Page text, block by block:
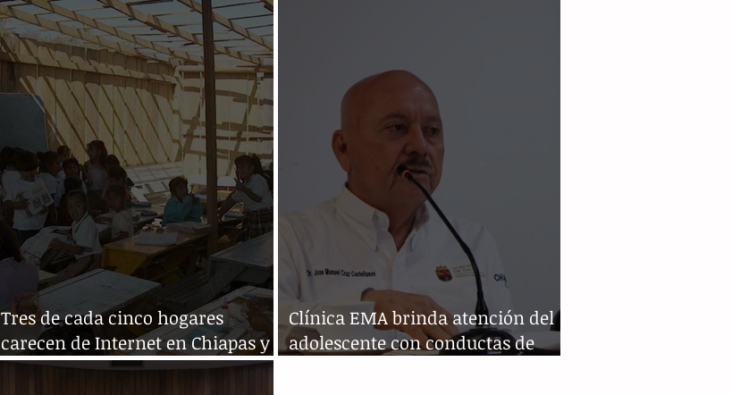
Tres de cada cinco hogares
carecen de Internet en Chiapas y
Oaxaca
Clínica EMA brinda atención del
adolescente con conductas de